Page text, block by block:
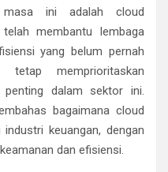
masa ini adalah cloud
membantu lembaga
yang belum pernah
tetap memprioritaskan
dalam sektor ini.
bagaimana cloud
keuangan, dengan
dan efisiensi.